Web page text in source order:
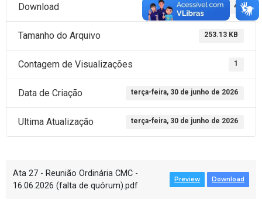
Download 4
Tamanho do Arquivo 253.13 KB
Contagem de Visualizações 1
Data de Criação terça-feira, 30 de junho de 2026
Ultima Atualização terça-feira, 30 de junho de 2026
Ata 27 - Reunião Ordinária CMC -
16.06.2026 (falta de quórum).pdf
Preview Download